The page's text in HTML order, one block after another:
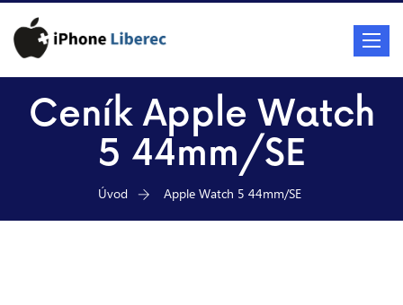
Toggle
Ceník Apple Watch
5 44mm/SE
Úvod Apple Watch 5 44mm/SE